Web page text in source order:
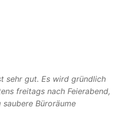
sehr gut. Es wird gründlich
freitags nach Feierabend,
Büroräume